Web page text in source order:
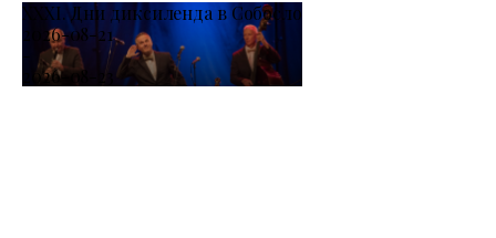
XXXI. Дни диксиленда в Собосло
2026-08-21
-
2026-08-23